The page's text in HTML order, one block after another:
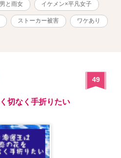
と雨女 イケメン×平凡女子
ストーカー被害 ワケあり
49
切なく手折りたい